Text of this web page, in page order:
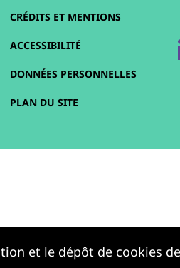
CRÉDITS ET MENTIONS
ACCESSIBILITÉ
DONNÉES PERSONNELLES
PLAN DU SITE
et le dépôt de cookies